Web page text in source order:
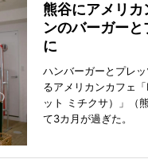
熊谷にアメリ
ンのバーガー
に
ハンバーガーとプレ
るアメリカンカフェ
ット ミチクサ）」（
て3カ月が過ぎた。